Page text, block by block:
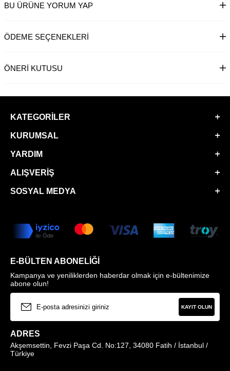
BU ÜRÜNE YORUM YAP
ÖDEME SEÇENEKLERI
ÖNERI KUTUSU
KATEGORILER
KURUMSAL
YARDIM
ALIŞVERIŞ
SOSYAL MEDYA
E-BÜLTEN ABONELIĞI
Kampanya ve yeniliklerden haberdar olmak için e-bültenimize
abone olun!
KAYIT OLUN
ADRES
Akşemsettin, Fevzi Paşa Cd. No:127, 34080 Fatih / İstanbul /
Türkiye